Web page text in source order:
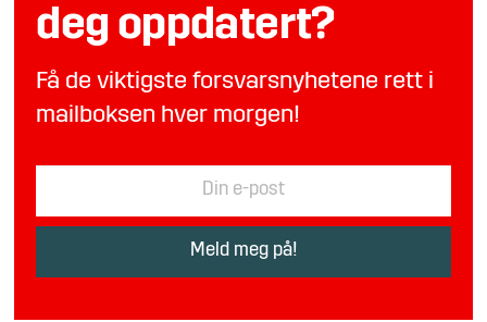
deg oppdatert?
Få de viktigste forsvarsnyhetene rett i
mailboksen hver morgen!